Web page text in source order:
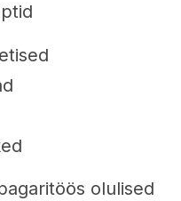
olulised